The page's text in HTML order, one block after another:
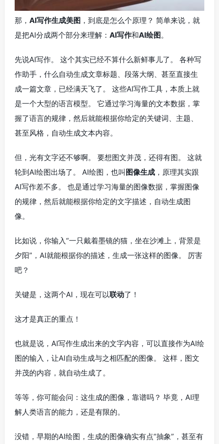
那， AI写作生成美图 ，到底是怎么个原理？ 简单来说，就
是把AI分成两个部分来理解： AI写作和AI绘图。
先说AI写作。 这个其实已经不算什么新鲜事儿了。 各种写
作助手，什么自动生成文章标题、段落大纲、甚至直接生
成一篇文章，已经满天飞了。 这些AI写作工具，本质上就
是一个大型的语言模型。 它通过学习海量的文本数据，掌
握了语言的规律，然后就能根据你给定的关键词、主题、
甚至风格，自动生成文本内容。
但，光有文字还不够啊。 要想图文并茂，还得有图。 这就
轮到AI绘图出场了。 AI绘图，也叫图像生成 ，原理其实跟
AI写作差不多。 也是通过学习海量的图像数据，掌握图像
的规律，然后就能根据你给定的文字描述，自动生成图
像。
比如说，你输入“一只戴着墨镜的猫，坐在沙滩上，背景是
夕阳”，AI就能根据你的描述，生成一张这样的图像。 厉害
吧？
关键是，这两个AI，现在可以联动了！
这才是真正的重点！
也就是说，AI写作生成出来的文字内容，可以直接作为AI绘
图的输入，让AI自动生成与之相匹配的图像。 这样，图文
并茂的内容，就自动生成了。
等等，你可能会问：这生成的图像，靠谱吗？ 毕竟，AI理
解人类语言的能力，还是有限的。
没错，早期的AI绘图，生成的图像确实有点“抽象”，甚至有